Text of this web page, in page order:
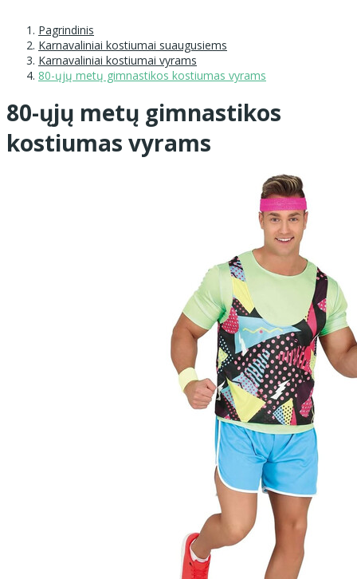
Pagrindinis
Karnavaliniai kostiumai suaugusiems
Karnavaliniai kostiumai vyrams
80-ųjų metų gimnastikos kostiumas vyrams
80-ųjų metų gimnastikos
kostiumas vyrams